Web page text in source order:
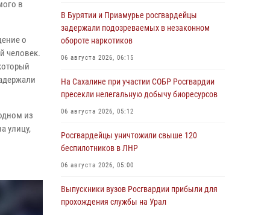
в
о
человек.
из
улицу,
В Бурятии и Приамурье росгвардейцы
задержали подозреваемых в незаконном
обороте наркотиков
06 августа 2026, 06:15
На Сахалине при участии СОБР Росгвардии
пресекли нелегальную добычу биоресурсов
06 августа 2026, 05:12
Росгвардейцы уничтожили свыше 120
беспилотников в ЛНР
06 августа 2026, 05:00
Выпускники вузов Росгвардии прибыли для
прохождения службы на Урал